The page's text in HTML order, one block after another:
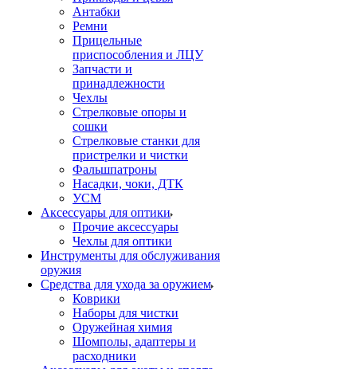
Антабки
Ремни
Прицельные
приспособления и ЛЦУ
Запчасти и
принадлежности
Чехлы
Стрелковые опоры и
сошки
Стрелковые станки для
пристрелки и чистки
Фальшпатроны
Насадки, чоки, ДТК
УСМ
Аксессуары для оптики
Прочие аксессуары
Чехлы для оптики
Инструменты для обслуживания
оружия
Средства для ухода за оружием
Коврики
Наборы для чистки
Оружейная химия
Шомполы, адаптеры и
расходники